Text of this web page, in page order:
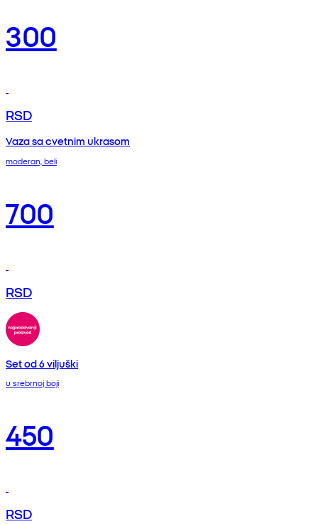
300
RSD
Vaza sa cvetnim ukrasom
moderan, beli
700
RSD
Set od 6 viljuški
u srebrnoj boji
450
RSD